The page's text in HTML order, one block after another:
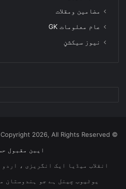
مضامین ومقلات
عام معلومات GK
نیوز سیکشنٍ
© Copyright 2026, All Rights Reserved |
ایبن مقبول
انقلاب میڈیا ایک انگریزی ،
یوٹیوب چینل ہے جو ہندوستان